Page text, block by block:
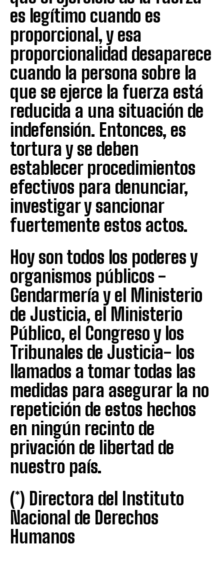
es legítimo cuando es
proporcional, y esa
proporcionalidad desaparece
cuando la persona sobre la
que se ejerce la fuerza está
reducida a una situación de
indefensión. Entonces, es
tortura y se deben
establecer procedimientos
efectivos para denunciar,
investigar y sancionar
fuertemente estos actos.
Hoy son todos los poderes y
organismos públicos -
Gendarmería y el Ministerio
de Justicia, el Ministerio
Público, el Congreso y los
Tribunales de Justicia- los
llamados a tomar todas las
medidas para asegurar la no
repetición de estos hechos
en ningún recinto de
privación de libertad de
nuestro país.
(*) Directora del Instituto
Nacional de Derechos
Humanos